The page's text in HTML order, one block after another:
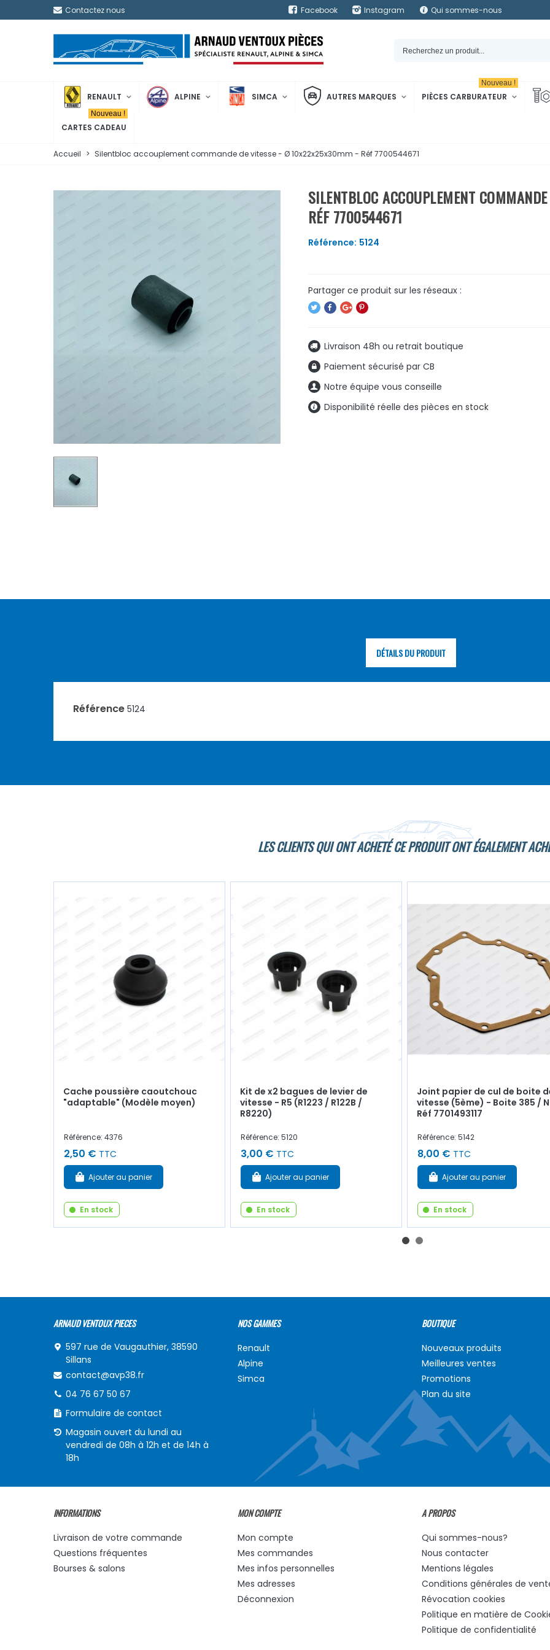
Contactez nous Facebook Instagram Qui sommes-nous
RENAULT ALPINE SIMCA AUTRES MARQUES PIÈCES CARBURATEUR
Nouveau !
CARTES CADEAU
Nouveau !
Accueil > Silentbloc accouplement commande de vitesse - Ø 10x22x25x30mm - Réf 7700544671
SILENTBLOC ACCOUPLEMENT
RÉF 7700544671
Référence: 5124
Livraison 48h ou retrait boutique
Paiement sécurisé par CB
Notre équipe vous conseille
Disponibilité réelle des pièces en stock
DÉTAILS DU PRODUIT
Référence 5124
LES CLIENTS QUI ONT ACHETÉ CE PRODUIT ONT ÉGALEMENT
Cache poussière caoutchouc
"adaptable" (Modèle moyen)
Référence: 4376
2,50 € TTC
Ajouter au panier
En stock
Kit de x2 bagues de levier de
vitesse - R5 (R1223 / R122B /
R8220)
Référence: 5120
3,00 € TTC
Ajouter au panier
En stock
Joint papier de cul de boite
vitesse (5ème) - Boite 385 /
Réf 7701493117
Référence: 5142
8,00 € TTC
Ajouter au panier
En stock
ARNAUD VENTOUX PIECES
597 rue de Vaugauthier, 38590
Sillans
contact@avp38.fr
04 76 67 50 67
Formulaire de contact
Magasin ouvert du lundi au
vendredi de 08h à 12h et de 14h à
18h
NOS GAMMES
Renault
Alpine
Simca
BOUTIQUE
Nouveaux produits
Meilleures ventes
Promotions
Plan du site
INFORMATIONS
Livraison de votre commande
Questions fréquentes
Bourses & salons
MON COMPTE
Mon compte
Mes commandes
Mes infos personnelles
Mes adresses
Déconnexion
A PROPOS
Qui sommes-nous?
Nous contacter
Mentions légales
Conditions générales de
Révocation cookies
Politique en matière de
Politique de confidentialité